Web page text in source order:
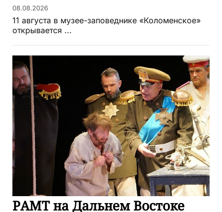
08.08.2026
11 августа в музее-заповеднике «Коломенское»
открывается ...
РАМТ на Дальнем Востоке